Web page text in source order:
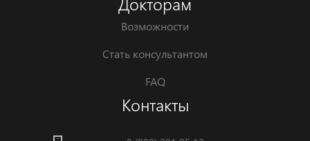
Возможности
Стать консультантом
FAQ
Контакты